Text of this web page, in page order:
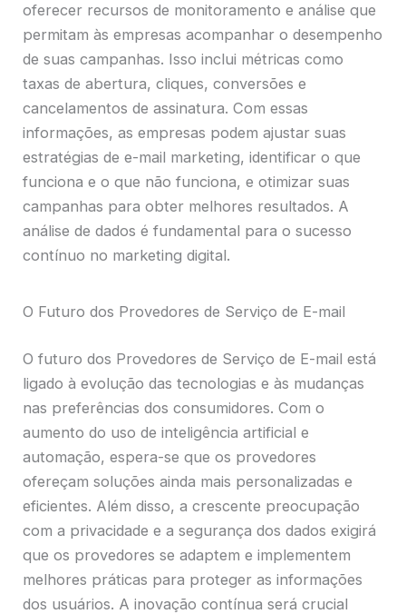
oferecer recursos de monitoramento e análise que
permitam às empresas acompanhar o desempenho
de suas campanhas. Isso inclui métricas como
taxas de abertura, cliques, conversões e
cancelamentos de assinatura. Com essas
informações, as empresas podem ajustar suas
estratégias de e-mail marketing, identificar o que
funciona e o que não funciona, e otimizar suas
campanhas para obter melhores resultados. A
análise de dados é fundamental para o sucesso
contínuo no marketing digital.
O Futuro dos Provedores de Serviço de E-mail
O futuro dos Provedores de Serviço de E-mail está
ligado à evolução das tecnologias e às mudanças
nas preferências dos consumidores. Com o
aumento do uso de inteligência artificial e
automação, espera-se que os provedores
ofereçam soluções ainda mais personalizadas e
eficientes. Além disso, a crescente preocupação
com a privacidade e a segurança dos dados exigirá
que os provedores se adaptem e implementem
melhores práticas para proteger as informações
dos usuários. A inovação contínua será crucial